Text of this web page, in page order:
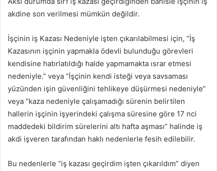
akdine son verilmesi mümkün değildir.
İşçinin iş Kazası Nedeniyle işten çıkarılabilmesi için, “İş
Kazasının işçinin yapmakla ödevli bulunduğu görevleri
kendisine hatırlatıldığı halde yapmamakta ısrar etmesi
nedeniyle.” veya “İşçinin kendi isteği veya savsaması
yüzünden işin güvenliğini tehlikeye düşürmesi nedeniyle”
veya “kaza nedeniyle çalışamadığı sürenin belirtilen
hallerin işçinin işyerindeki çalışma süresine göre 17 nci
maddedeki bildirim sürelerini altı hafta aşması” halinde iş
akdi işveren tarafından haklı nedenlerle fesih edilebilir.
Bu nedenlerle “iş kazası geçirdim işten çıkarıldım” diyen